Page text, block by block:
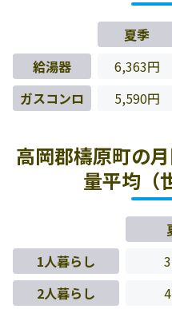
夏季
給湯器
6,363円
ガスコンロ
5,590円
高岡郡檮原町の
量平均（
1人暮らし
2人暮らし